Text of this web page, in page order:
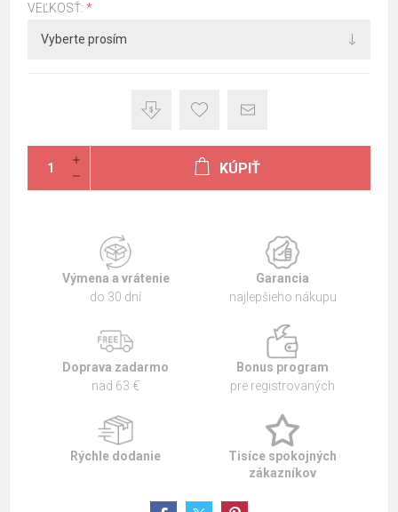
VEĽKOSŤ: *
KÚPIŤ
Výmena a vrátenie
do 30 dní
Garancia
najlepšieho nákupu
Doprava zadarmo
nad 63 €
Bonus program
pre registrovaných
Rýchle dodanie
Tisíce spokojných
zákazníkov